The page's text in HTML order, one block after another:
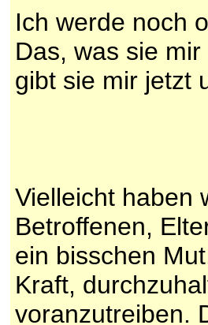
Ich werde noch
Das, was sie
gibt sie mir jetzt
Vielleicht haben
Betroffenen,
ein bisschen
Kraft,
voranzutreiben.